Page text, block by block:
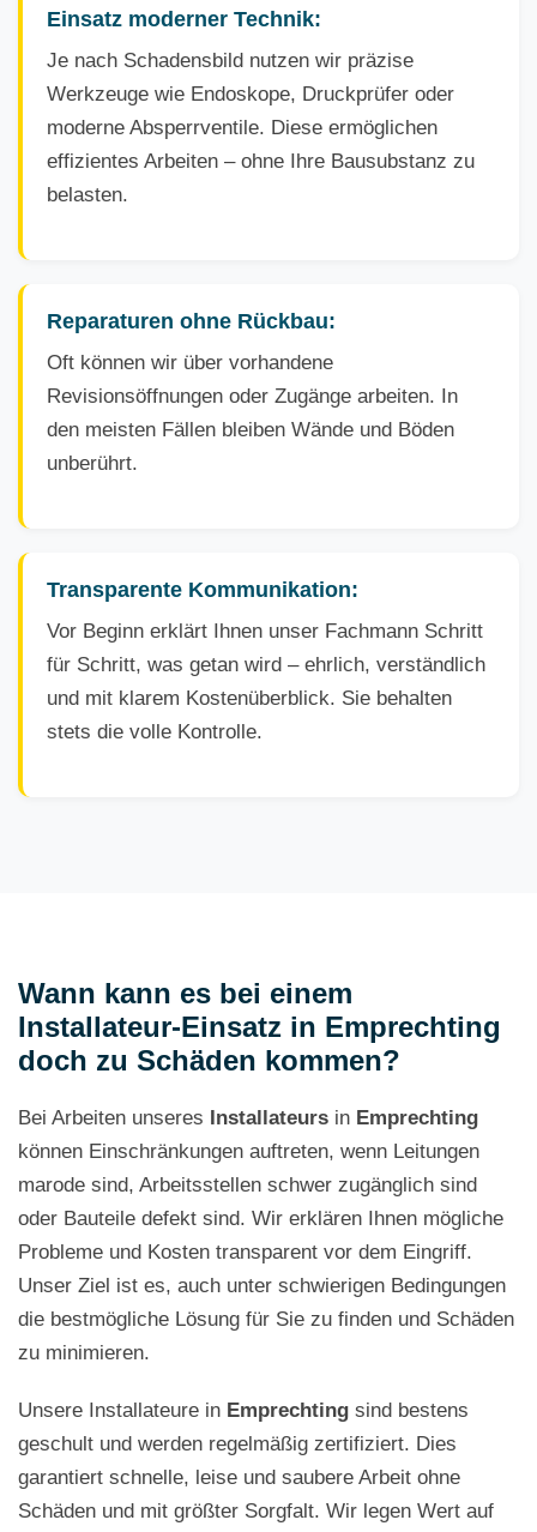
Einsatz moderner Technik:
Je nach Schadensbild nutzen wir präzise
Werkzeuge wie Endoskope, Druckprüfer oder
moderne Absperrventile. Diese ermöglichen
effizientes Arbeiten – ohne Ihre Bausubstanz zu
belasten.
Reparaturen ohne Rückbau:
Oft können wir über vorhandene
Revisionsöffnungen oder Zugänge arbeiten. In
den meisten Fällen bleiben Wände und Böden
unberührt.
Transparente Kommunikation:
Vor Beginn erklärt Ihnen unser Fachmann Schritt
für Schritt, was getan wird – ehrlich, verständlich
und mit klarem Kostenüberblick. Sie behalten
stets die volle Kontrolle.
Wann kann es bei einem
Installateur-Einsatz in Emprechting
doch zu Schäden kommen?
Bei Arbeiten unseres Installateurs in Emprechting
können Einschränkungen auftreten, wenn Leitungen
marode sind, Arbeitsstellen schwer zugänglich sind
oder Bauteile defekt sind. Wir erklären Ihnen mögliche
Probleme und Kosten transparent vor dem Eingriff.
Unser Ziel ist es, auch unter schwierigen Bedingungen
die bestmögliche Lösung für Sie zu finden und Schäden
zu minimieren.
Unsere Installateure in Emprechting sind bestens
geschult und werden regelmäßig zertifiziert. Dies
garantiert schnelle, leise und saubere Arbeit ohne
Schäden und mit größter Sorgfalt. Wir legen Wert auf